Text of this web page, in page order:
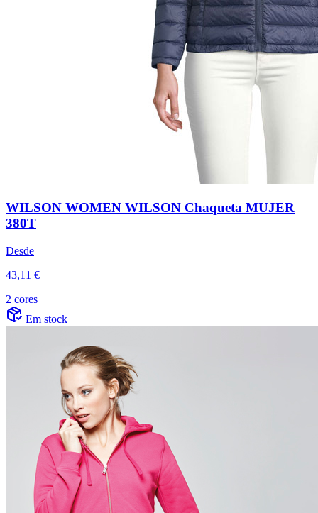
WILSON WOMEN WILSON Chaqueta MUJER
380T
Desde
43,11 €
2 cores
Em stock